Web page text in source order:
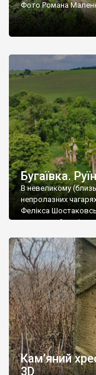
Фото Романа
Бугаївка.
В невеликому
непролазних
Фелікса
радянський період
століття тут
палацу виїхала
Кам’яний
3D